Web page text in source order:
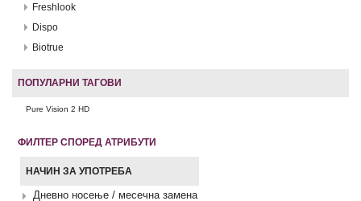
Freshlook
Dispo
Biotrue
ПОПУЛАРНИ ТАГОВИ
Pure Vision 2 HD
ФИЛТЕР СПОРЕД АТРИБУТИ
НАЧИН ЗА УПОТРЕБА
Дневно носење / месечна замена